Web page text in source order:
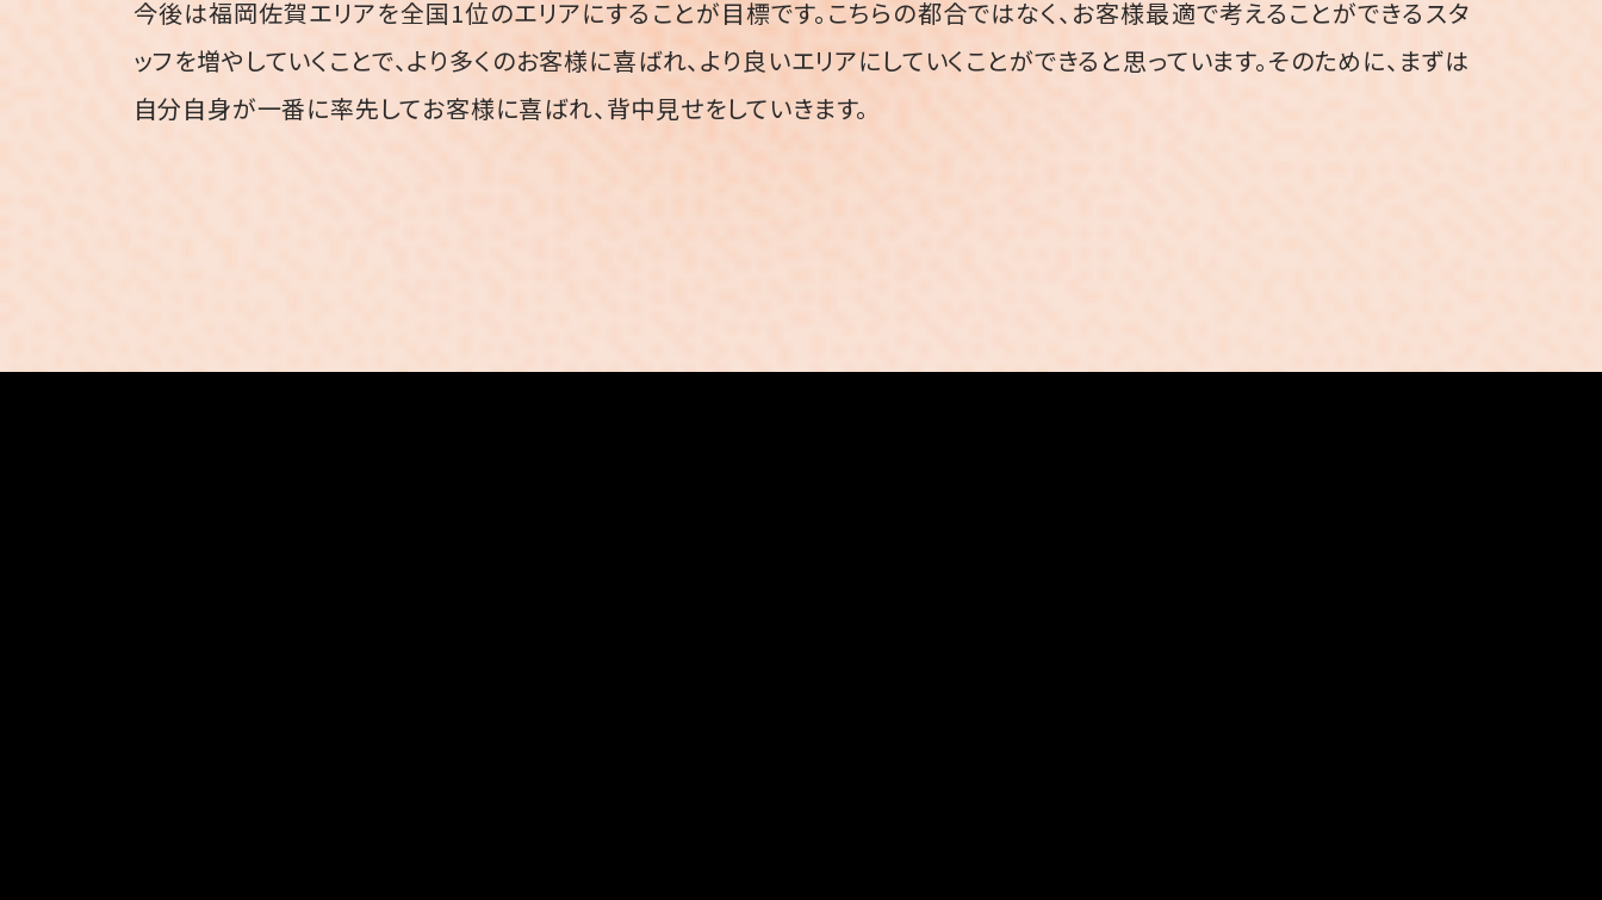
今後は福岡佐賀エリアを全国1位のエリアにすることが目標です。こちらの都合ではなく、お客様最適で考えることができるスタ
ッフを増やしていくことで、より多くのお客様に喜ばれ、より良いエリアにしていくことができると思っています。そのために、まずは
自分自身が一番に率先してお客様に喜ばれ、背中見せをしていきます。